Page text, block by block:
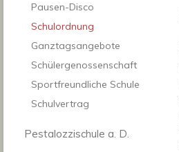
Pausen-Disco
Schulordnung
Ganztagsangebote
Schülergenossenschaft
Sportfreundliche Schule
Schulvertrag
Pestalozzischule a. D.